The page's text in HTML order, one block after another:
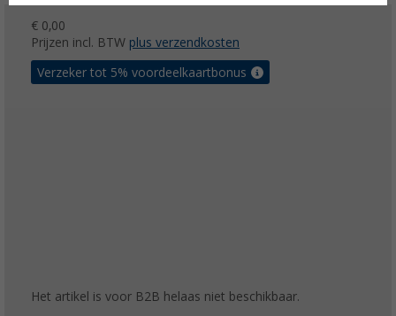
€ 0,00
Prijzen incl. BTW plus verzendkosten
Verzeker tot 5% voordeelkaartbonus
Het artikel is voor B2B helaas niet beschikbaar.